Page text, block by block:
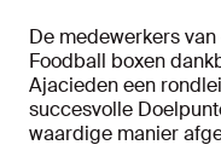
De medewerkers
Foodball boxen
Ajacieden een
succesvolle
waardige manier